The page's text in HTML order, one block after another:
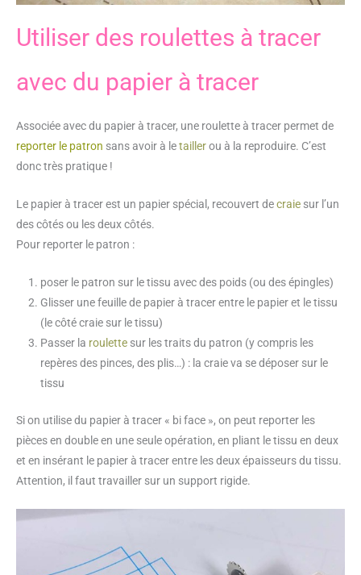
Utiliser des roulettes à tracer
avec du papier à tracer
Associée avec du papier à tracer, une roulette à tracer permet de
reporter le patron sans avoir à letaillerou à la reproduire. C’est
donc très pratique !
Le papier à tracer est un papier spécial, recouvert decraie sur l’un
des côtés ou les deux côtés.
Pour reporter le patron :
poser le patron sur le tissu avec des poids (ou des épingles)
Glisser une feuille de papier à tracer entre le papier et le tissu
(le côté craie sur le tissu)
Passer la roulette sur les traits du patron (y compris les
repères des pinces, des plis…) : la craie va se déposer sur le
tissu
Si on utilise du papier à tracer « bi face », on peut reporter les
pièces en double en une seule opération, en pliant le tissu en deux
et en insérant le papier à tracer entre les deux épaisseurs du tissu.
Attention, il faut travailler sur un support rigide.